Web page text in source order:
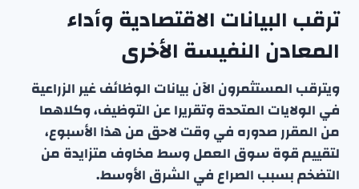
ترقب البيانات الاقتصادية وأداء
المعادن النفيسة الأخرى
ويترقب المستثمرون الآن بيانات الوظائف غير الزراعية
في الولايات المتحدة وتقريرا عن التوظيف، وكلاهما
من المقرر صدوره في وقت لاحق من هذا الأسبوع،
لتقييم قوة سوق العمل وسط مخاوف متزايدة من
التضخم بسبب الصراع في الشرق الأوسط.